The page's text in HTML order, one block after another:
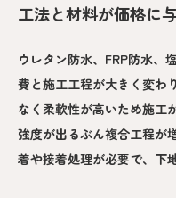
工法と材料が価格に
ウレタン防水、FRP防水、
費と施工工程が大きく変わ
なく柔軟性が高いため施工
強度が出るぶん複合工程が
着や接着処理が必要で、下